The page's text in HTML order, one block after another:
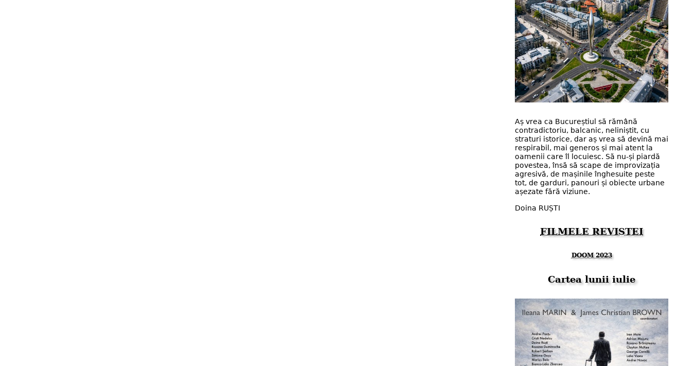
Aș vrea ca Bucureștiul să rămână
contradictoriu, balcanic, neliniștit, cu
straturi istorice, dar aș vrea să devină mai
respirabil, mai generos și mai atent la
oamenii care îl locuiesc. Să nu-și piardă
povestea, însă să scape de improvizația
agresivă, de mașinile înghesuite peste
tot, de garduri, panouri și obiecte urbane
așezate fără viziune.
Doina RUȘTI
FILMELE REVISTEI
DOOM 2023
Cartea lunii iulie